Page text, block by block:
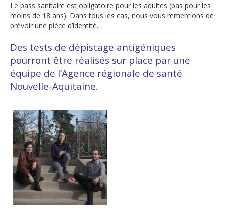
Le pass sanitaire est obligatoire pour les adultes (pas pour les
moins de 18 ans). Dans tous les cas, nous vous remercions de
prévoir une pièce d’identité.
Des tests de dépistage antigéniques
pourront être réalisés sur place par une
équipe de l’Agence régionale de santé
Nouvelle-Aquitaine.